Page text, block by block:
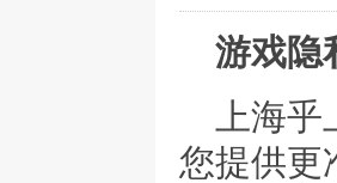
游戏隐
上海
您提供更